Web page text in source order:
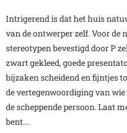
Intrigerend is dat het huis
van de ontwerper zelf. Voor de
stereotypen bevestigd door P
zwart gekleed, goede
bijzaken scheidend en fijntjes
de vertegenwoordiging van
de scheppende persoon. Laat
bent….